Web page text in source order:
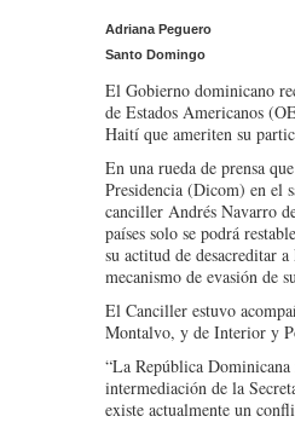
Adriana Peguero
Santo Domingo
El Gobierno dominicano
de Estados Americanos
Haití que ameriten su
En una rueda de prensa
Presidencia (Dicom) en el
canciller Andrés Navarro
países solo se podrá
su actitud de desacreditar
mecanismo de evasión de
El Canciller estuvo
Montalvo, y de Interior y
“La República
intermediación de la
existe actualmente un